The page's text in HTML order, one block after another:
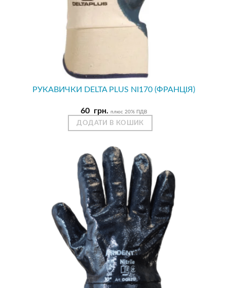
РУКАВИЧКИ DELTA PLUS NI170 (ФРАНЦІЯ)
60 грн. плюс 20% ПДВ
ДОДАТИ В КОШИК